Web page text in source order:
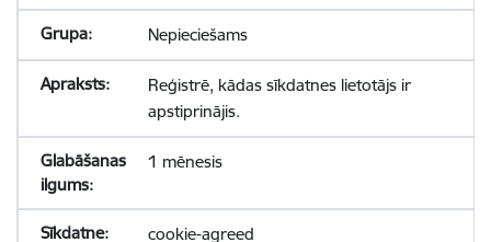
Nepieciešams
Reģistrē, kādas sīkdatnes lietotājs ir
apstiprinājis.
1 mēnesis
cookie-agreed